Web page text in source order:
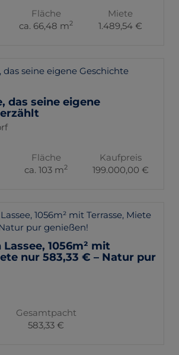
Fläche
ca. 66,48 m2
Miete
1.489,54 €
das seine eigene
Fläche
ca. 103 m2
Kaufpreis
199.000,00 €
1056m² mit
nur 583,33 € – Natur pur
Gesamtpacht
583,33 €